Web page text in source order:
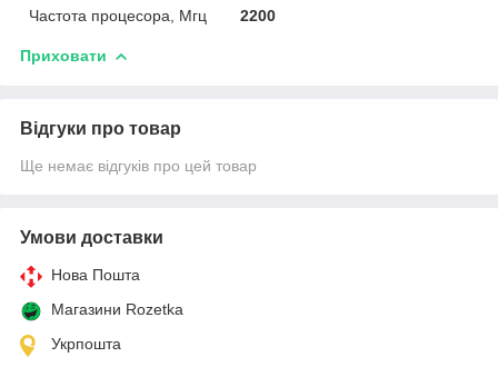
Частота процесора, Мгц
2200
Приховати
Відгуки про товар
Ще немає відгуків про цей товар
Умови доставки
Нова Пошта
Магазини Rozetka
Укрпошта